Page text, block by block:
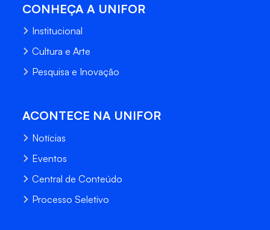
CONHEÇA A UNIFOR
Institucional
Cultura e Arte
Pesquisa e Inovação
ACONTECE NA UNIFOR
Notícias
Eventos
Central de Conteúdo
Processo Seletivo